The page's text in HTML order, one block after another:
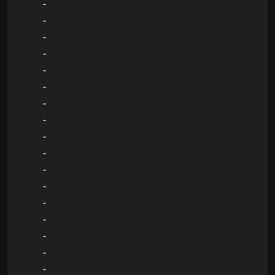
-
-
-
-
-
-
-
-
-
-
-
-
-
-
-
-
-